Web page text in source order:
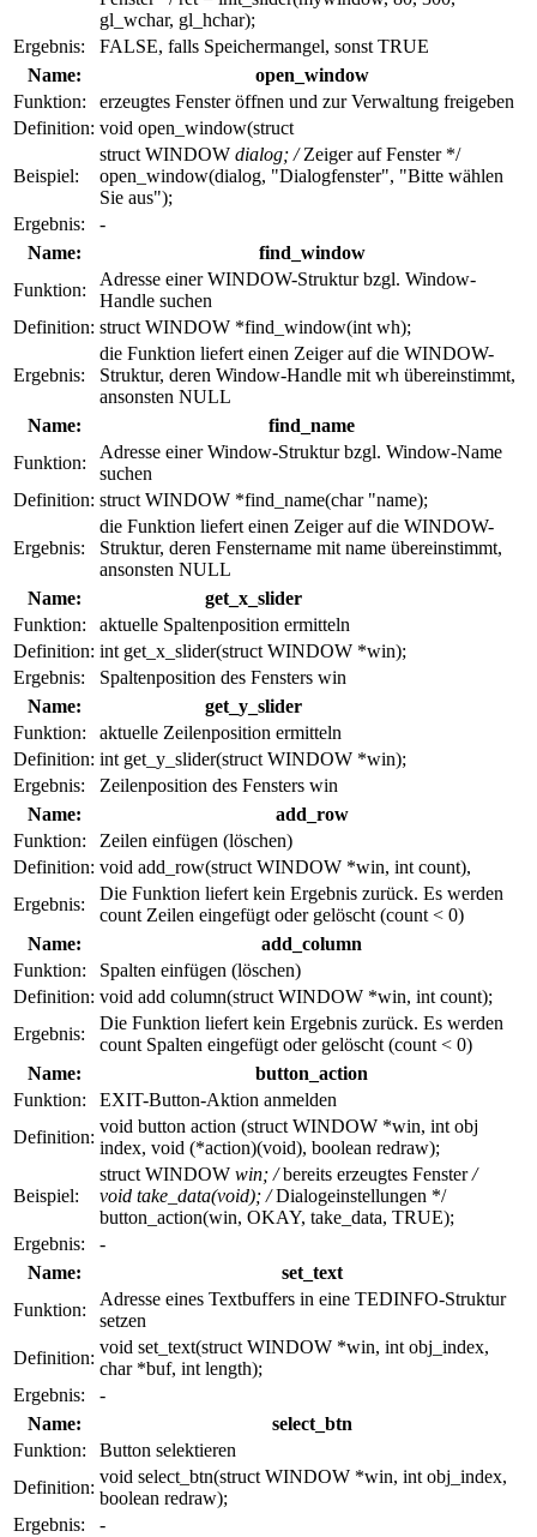
gl_wchar, gl_hchar);
Ergebnis:
FALSE, falls Speichermangel, sonst TRUE
Name:
open_window
Funktion:
erzeugtes Fenster öffnen und zur Verwaltung freigeben
Definition: void open_window(struct
Beispiel:
struct WINDOW dialog; /Zeiger auf Fenster */
open_window(dialog, "Dialogfenster", "Bitte wählen
Sie aus");
Ergebnis:
-
Name:
find_window
Funktion:
Adresse einer WINDOW-Struktur bzgl. Window-
Handle suchen
Definition: struct WINDOW *find_window(int wh);
Ergebnis:
die Funktion liefert einen Zeiger auf die WINDOW-
Struktur, deren Window-Handle mit wh übereinstimmt,
ansonsten NULL
Name:
find_name
Funktion:
Adresse einer Window-Struktur bzgl. Window-Name
suchen
Definition: struct WINDOW *find_name(char "name);
Ergebnis:
die Funktion liefert einen Zeiger auf die WINDOW-
Struktur, deren Fenstername mit name übereinstimmt,
ansonsten NULL
Name:
get_x_slider
Funktion:
aktuelle Spaltenposition ermitteln
Definition: int get_x_slider(struct WINDOW *win);
Ergebnis:
Spaltenposition des Fensters win
Name:
get_y_slider
Funktion:
aktuelle Zeilenposition ermitteln
Definition: int get_y_slider(struct WINDOW *win);
Ergebnis:
Zeilenposition des Fensters win
Name:
add_row
Funktion:
Zeilen einfügen (löschen)
Definition: void add_row(struct WINDOW *win, int count),
Ergebnis:
Die Funktion liefert kein Ergebnis zurück. Es werden
count Zeilen eingefügt oder gelöscht (count < 0)
Name:
add_column
Funktion:
Spalten einfügen (löschen)
Definition: void add column(struct WINDOW *win, int count);
Ergebnis:
Die Funktion liefert kein Ergebnis zurück. Es werden
count Spalten eingefügt oder gelöscht (count < 0)
Name:
button_action
Funktion:
EXIT-Button-Aktion anmelden
Definition:
void button action (struct WINDOW *win, int obj
index, void (*action)(void), boolean redraw);
Beispiel:
struct WINDOW win; /bereits erzeugtes Fenster/
void take_data(void); /Dialogeinstellungen */
button_action(win, OKAY, take_data, TRUE);
Ergebnis:
-
Name:
set_text
Funktion:
Adresse eines Textbuffers in eine TEDINFO-Struktur
setzen
Definition:
void set_text(struct WINDOW *win, int obj_index,
char *buf, int length);
Ergebnis:
-
Name:
select_btn
Funktion:
Button selektieren
Definition:
void select_btn(struct WINDOW *win, int obj_index,
boolean redraw);
Ergebnis:
-